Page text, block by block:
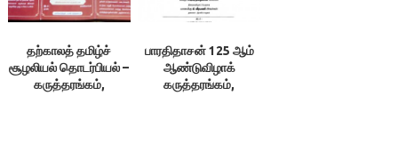
தற்காலத் தமிழ்ச்
சூழலியல் தொடர்பியல் –
கருத்தரங்கம்,
பாரதிதாசன் 125 ஆம்
ஆண்டுவிழாக்
கருத்தரங்கம்,